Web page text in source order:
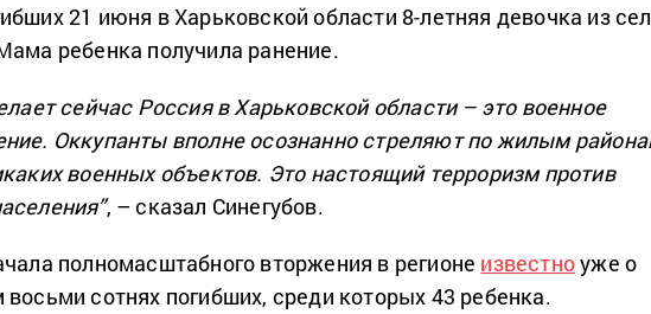
21 июня в Харьковской области 8-летняя девочка из
ребенка получила ранение.
сейчас Россия в Харьковской области – это военное
Оккупанты вполне осознанно стреляют по жилым
военных объектов. Это настоящий терроризм против
, – сказал Синегубов.
полномасштабного вторжения в регионе известноуже о
восьми сотнях погибших, среди которых 43 ребенка.